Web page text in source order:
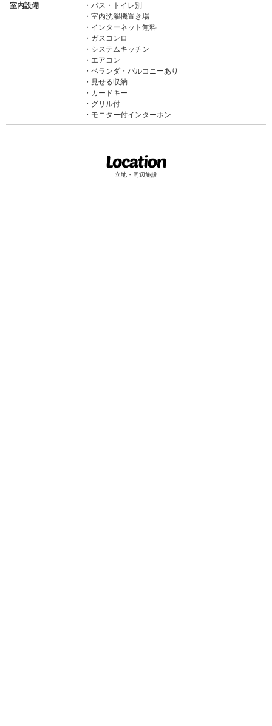
室内設備
バス・トイレ別
室内洗濯機置き場
インターネット無料
ガスコンロ
システムキッチン
エアコン
ベランダ・バルコニーあり
見せる収納
カードキー
グリル付
モニター付インターホン
立地・周辺施設